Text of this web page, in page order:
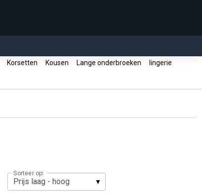
Korsetten Kousen Lange onderbroeken
lingerie
Sorteer op: